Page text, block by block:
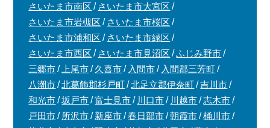
さいたま市南区
さいたま市大宮区
さいたま市岩槻区
さいたま市桜区
さいたま市浦和区
さいたま市緑区
さいたま市西区
さいたま市見沼区
ふじみ野市
三郷市
上尾市 久喜市 入間市
入間郡三芳町
八潮市
北葛飾郡杉戸町 北足立郡伊奈町
吉川市
和光市
坂戸市 富士見市 川口市 川越市
志木市
戸田市
所沢市 新座市 春日部市 朝霞市
桶川市